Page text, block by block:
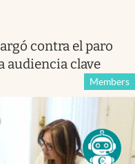
contra el paro
audiencia clave
Members